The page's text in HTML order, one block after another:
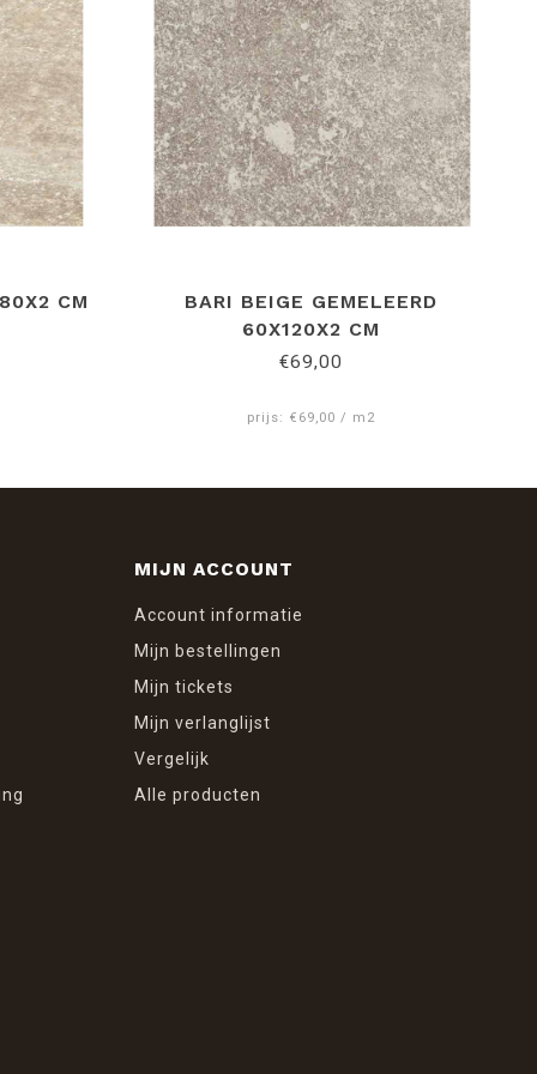
CM
BARI BEIGE GEMELEERD
60X120X2 CM
€69,00
prijs: €69,00 / m2
MIJN ACCOUNT
Account informatie
Mijn bestellingen
Mijn tickets
Mijn verlanglijst
Vergelijk
Alle producten